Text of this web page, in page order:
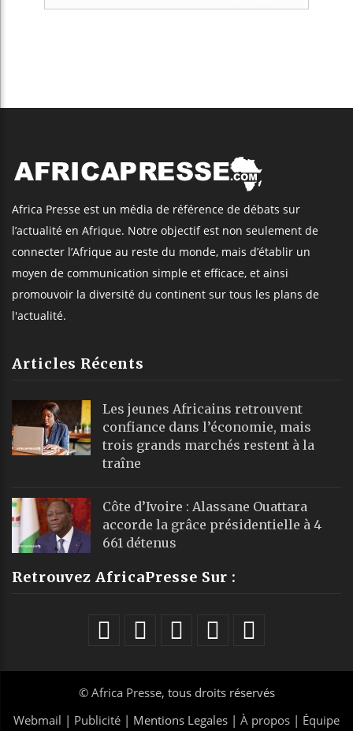
Africa Presse est un média de référence de débats sur
l’actualité en Afrique. Notre objectif est non seulement de
connecter l’Afrique au reste du monde, mais d’établir un
moyen de communication simple et efficace, et ainsi
promouvoir la diversité du continent sur tous les plans de
l'actualité.
Articles Récents
Les jeunes Africains retrouvent
confiance dans l’économie, mais
trois grands marchés restent à la
traîne
Côte d’Ivoire : Alassane Ouattara
accorde la grâce présidentielle à 4
661 détenus
Retrouvez AfricaPresse Sur :
© Africa Presse, tous droits réservés
Webmail | Publicité | Mentions Legales | À propos | Équipe